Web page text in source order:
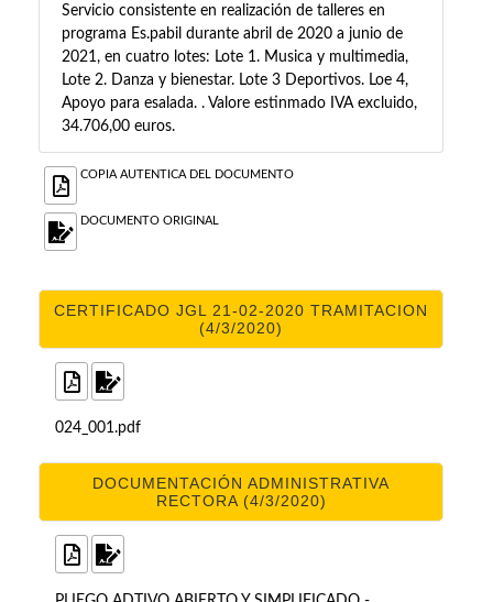
Servicio consistente en realización de talleres en
programa Es.pabil durante abril de 2020 a junio de
2021, en cuatro lotes: Lote 1. Musica y multimedia,
Lote 2. Danza y bienestar. Lote 3 Deportivos. Loe 4,
Apoyo para esalada. . Valore estinmado IVA excluido,
34.706,00 euros.
COPIA AUTENTICA DEL DOCUMENTO
DOCUMENTO ORIGINAL
CERTIFICADO JGL 21-02-2020 TRAMITACION
(4/3/2020)
024_001.pdf
DOCUMENTACIÓN ADMINISTRATIVA
RECTORA (4/3/2020)